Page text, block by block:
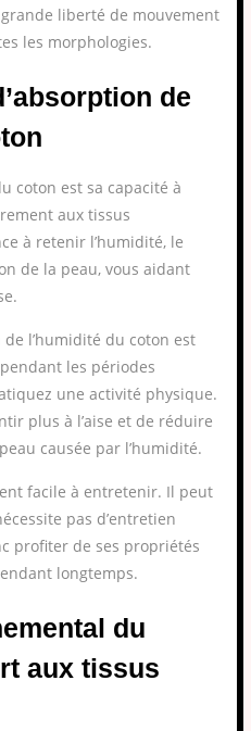
liberté de mouvement
les morphologies.
de
coton est sa capacité à
aux tissus
à retenir l’humidité, le
de la peau, vous aidant
l’humidité du coton est
les périodes
une activité physique.
plus à l’aise et de réduire
causée par l’humidité.
facile à entretenir. Il peut
pas d’entretien
profiter de ses propriétés
longtemps.
du
aux tissus